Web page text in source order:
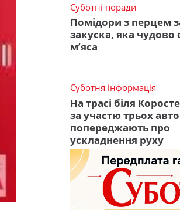
Суботні поради
Помідори з перцем
закуска, яка чудово
м’яса
Суботня інформація
На трасі біля
за участю трьох
попереджають про
ускладнення руху